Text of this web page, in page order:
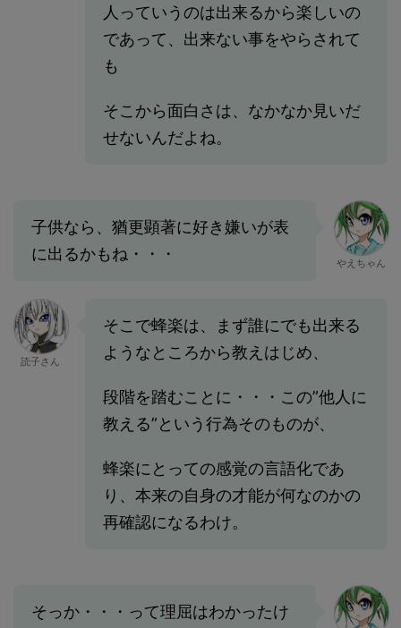
人っていうのは出来るから楽しいの
であって、出来ない事をやらされて
も
そこから面白さは、なかなか見いだ
せないんだよね。
子供なら、猶更顕著に好き嫌いが表
に出るかもね・・・
やえちゃん
読子さん
そこで蜂楽は、まず誰にでも出来る
ようなところから教えはじめ、
段階を踏むことに・・・この”他人に
教える”という行為そのものが、
蜂楽にとっての感覚の言語化であ
り、本来の自身の才能が何なのかの
再確認になるわけ。
そっか・・・って理屈はわかったけ